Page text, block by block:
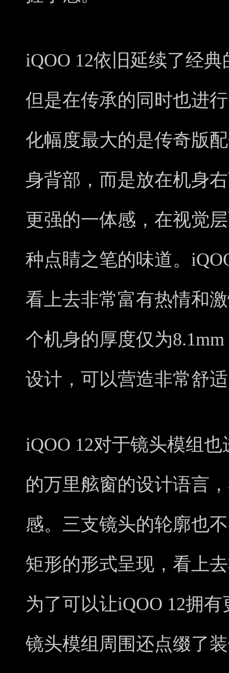
iQOO 12依旧延续了经
但是在传承的同时也进
化幅度最大的是传奇版
身背部，而是放在机身
更强的一体感，在视觉
种点睛之笔的味道。
看上去非常富有热情和
个机身的厚度仅为
设计，可以营造非常舒
iQOO 12对于镜头模组
的万里舷窗的设计语言
感。三支镜头的轮廓也
矩形的形式呈现，看上
为了可以让iQOO 12拥
镜头模组周围还点缀了